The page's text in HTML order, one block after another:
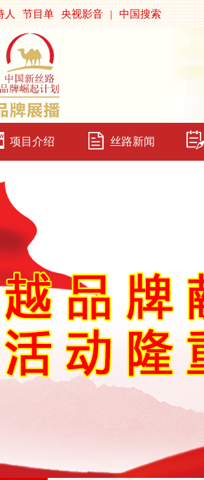
人 节目单 央视影音 | 中国搜索
项目介绍 丝路新闻